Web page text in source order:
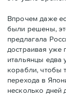
Впрочем даже
были решены,
предлагала
достраивая уже
итальянцы едва
корабли, чтобы
перехода в
несколько дней